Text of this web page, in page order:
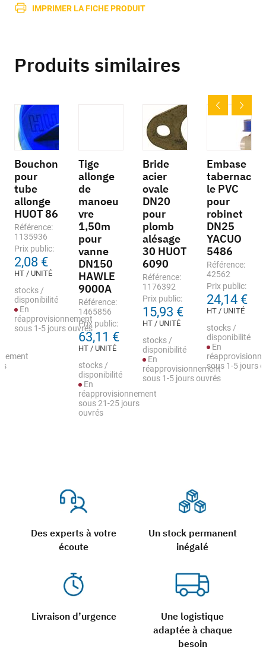
IMPRIMER LA FICHE PRODUIT
Des experts à votre
écoute
Un stock permanent
inégalé
Livraison d’urgence
Une logistique
adaptée à chaque
besoin
Produits similaires
Bouchon
pour
tube
allonge
HUOT 86
Référence:
1135936
Prix public:
2,08 €
HT / UNITÉ
stocks /
disponibilité
En
réapprovisionnement
sous 1-5 jours ouvrés
Tige
allonge
de
manoeu
vre
1,50m
pour
vanne
DN150
HAWLE
9000A
Référence:
1465856
Prix public:
63,11 €
HT / UNITÉ
stocks /
disponibilité
En
réapprovisionnement
sous 21-25 jours
ouvrés
Bride
acier
ovale
DN20
pour
plomb
alésage
30 HUOT
6090
Référence:
1176392
Prix public:
15,93 €
HT / UNITÉ
stocks /
disponibilité
En
réapprovisionnement
sous 1-5 jours ouvrés
Embase
tabernac
le PVC
pour
robinet
DN25
YACUO
5486
Référence:
42562
Prix public:
24,14 €
HT / UNITÉ
stocks /
disponibilité
En
sous 1-5 jours